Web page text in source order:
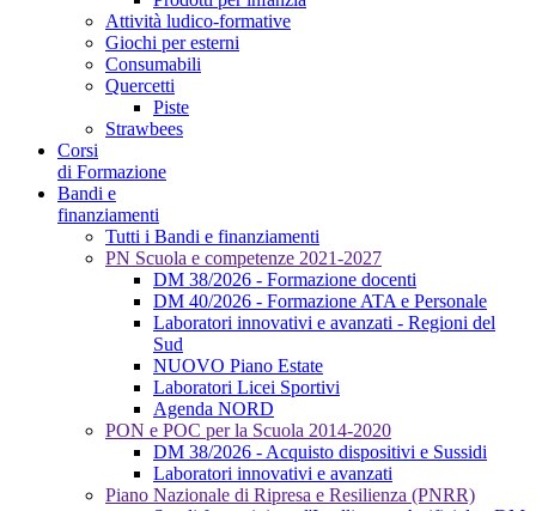
Attività ludico-formative
Giochi per esterni
Consumabili
Quercetti
Piste
Strawbees
Corsi
di Formazione
Bandi e
finanziamenti
Tutti i Bandi e finanziamenti
PN Scuola e competenze 2021-2027
DM 38/2026 - Formazione docenti
DM 40/2026 - Formazione ATA e Personale
Laboratori innovativi e avanzati - Regioni del
Sud
NUOVO Piano Estate
Laboratori Licei Sportivi
Agenda NORD
PON e POC per la Scuola 2014-2020
DM 38/2026 - Acquisto dispositivi e Sussidi
Laboratori innovativi e avanzati
Piano Nazionale di Ripresa e Resilienza (PNRR)